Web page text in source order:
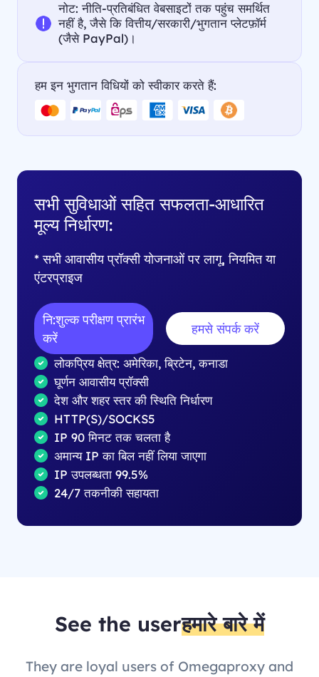
नोट: नीति-प्रतिबंधित वेबसाइटों तक पहुंच समर्थित
नहीं है, जैसे कि वित्तीय/सरकारी/भुगतान प्लेटफ़ॉर्म
(जैसे PayPal)।
हम इन भुगतान विधियों को स्वीकार करते हैं:
सभी सुविधाओं सहित सफलता-आधारित
मूल्य निर्धारण:
* सभी आवासीय प्रॉक्सी योजनाओं पर लागू, नियमित या
एंटरप्राइज
नि:शुल्क परीक्षण प्रारंभ
करें
हमसे संपर्क करें
लोकप्रिय क्षेत्र: अमेरिका, ब्रिटेन, कनाडा
घूर्णन आवासीय प्रॉक्सी
देश और शहर स्तर की स्थिति निर्धारण
HTTP(S)/SOCKS5
IP 90 मिनट तक चलता है
अमान्य IP का बिल नहीं लिया जाएगा
IP उपलब्धता 99.5%
24/7 तकनीकी सहायता
See the userहमारे बारे में
They are loyal users of Omegaproxy and